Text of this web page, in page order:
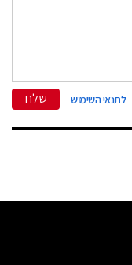
לתנאי השימוש שלח